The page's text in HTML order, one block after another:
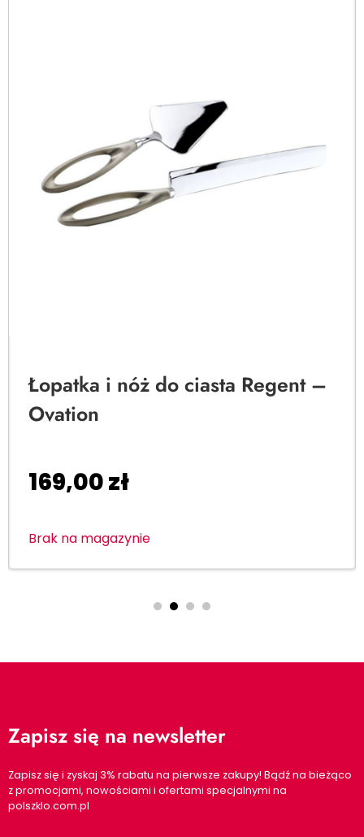
Łopatka i nóż do ciasta Regent –
Ovation
169,00zł
Brak na magazynie
Zapisz się na newsletter
Zapisz się i zyskaj 3% rabatu na pierwsze zakupy! Bądź na bieżąco
z promocjami, nowościami i ofertami specjalnymi na
polszklo.com.pl